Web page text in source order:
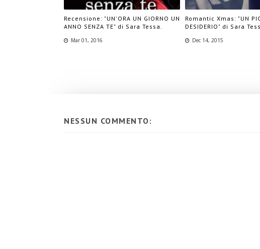
Recensione: "UN'ORA UN GIORNO UN
ANNO SENZA TE" di Sara Tessa.
Mar 01, 2016
Romantic Xmas: "UN
DESIDERIO" di Sara
Dec 14, 2015
NESSUN COMMENTO: